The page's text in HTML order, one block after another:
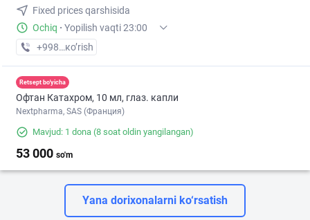
Fixed prices qarshisida
Ochiq · Yopilish vaqti 23:00
+998 (71) XXX-XX-XX
кo’rish
Retsept bo'yicha
Офтан Катахром, 10 мл, глаз. капли
Nextpharma, SAS (Франция)
Mavjud: 1 dona (8 soat oldin yangilangan)
53 000 so'm
Yana dorixonalarni ko‘rsatish